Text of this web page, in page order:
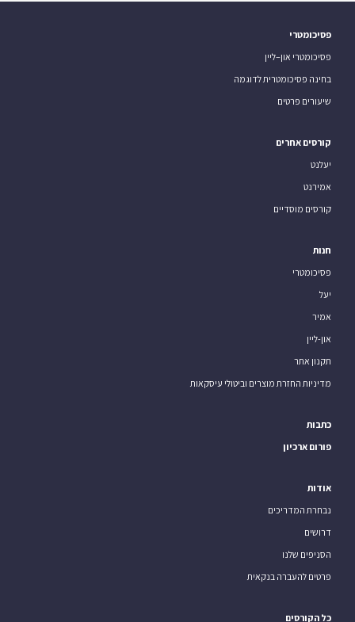
פסיכומטרי
פסיכומטרי און–ליין
בחינה פסיכומטרית לדוגמה
שיעורים פרטים
קורסים אחרים
יעלנט
אמירנט
קורסים מוסדיים
חנות
פסיכומטרי
יעל
אמיר
און-ליין
תקנון אתר
מדיניות החזרת מוצרים וביטולי עיסקאות
כתבות
פורום ארכיון
אודות
נבחרת המדריכים
דרושים
הסניפים שלנו
פרטים להעברה בנקאית
כל הקורסים